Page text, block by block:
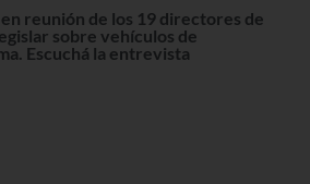
reunión de los 19 directores de
sobre vehículos de
Escuchá la entrevista